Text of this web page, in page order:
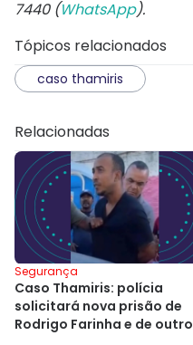
7440 (WhatsApp).
Tópicos relacionados
caso thamiris
Relacionadas
Segurança
Caso Thamiris: polícia
solicitará nova prisão de
Rodrigo Farinha e de outro